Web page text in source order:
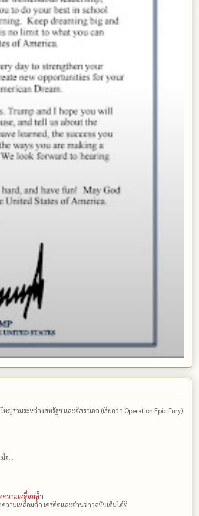
ญ่ร่วมระหว่างสหรัฐฯ และอิสราเอล (เรียกว่า Operation Epic Fury)
อ...
ความเหลื่อมล้ำ
วามเหลื่อมล้ำ เครดิตและอ่านข่าวฉบับเต็มได้ที่